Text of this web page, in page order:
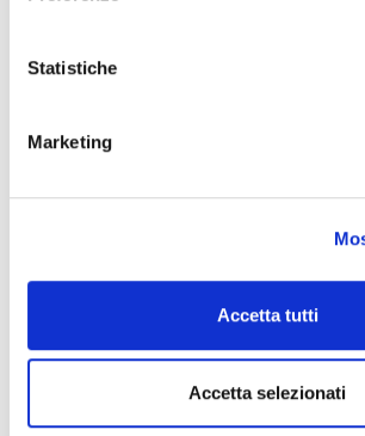
Statistiche
Marketing
Accetta tutti
Accetta selezionati